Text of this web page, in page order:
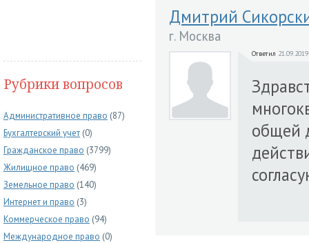
Рубрики вопросов
Административное право (87)
Бухгалтерский учет (0)
Гражданское право (3799)
Жилищное право (469)
Земельное право (140)
Интернет и право (3)
Коммерческое право (94)
Международное право (0)
Дмитрий
г. Москва
Ответил
общей